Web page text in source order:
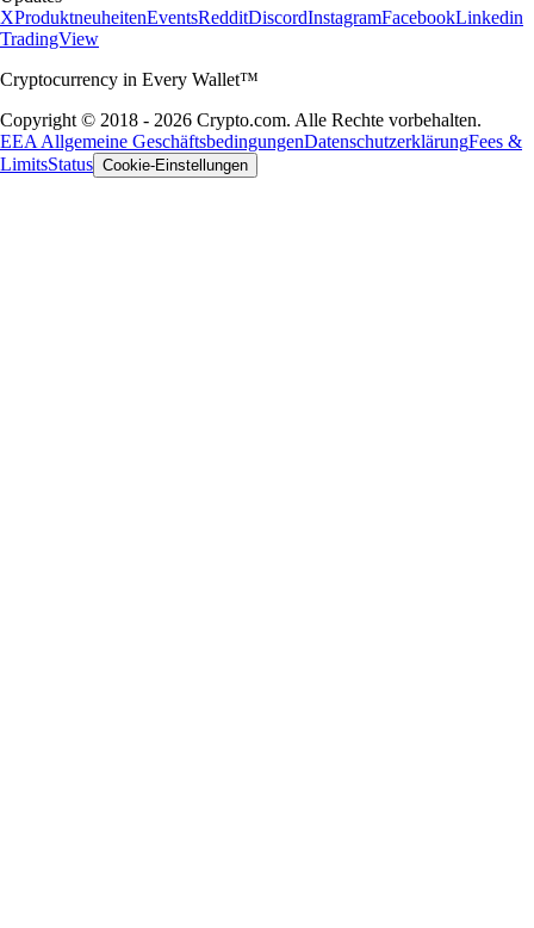
XProduktneuheitenEventsRedditDiscordInstagramFacebookLinkedin
TradingView
Cryptocurrency in Every Wallet™
Copyright © 2018 - 2026 Crypto.com. Alle Rechte vorbehalten.
EEA Allgemeine GeschäftsbedingungenDatenschutzerklärungFees &
LimitsStatus Cookie-Einstellungen